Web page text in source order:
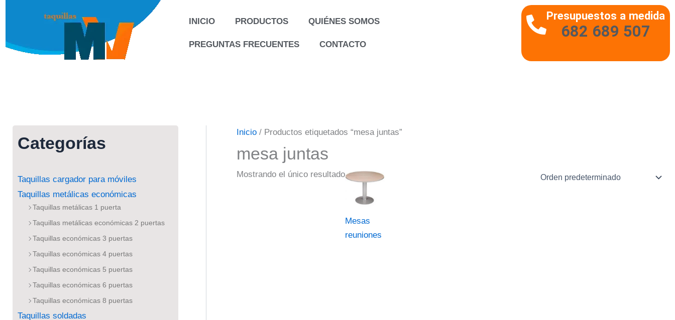
INICIO PRODUCTOS QUIÉNES SOMOS
PREGUNTAS FRECUENTES CONTACTO
Presupuestos a medida
682 689 507
Categorías
Taquillas cargador para móviles
Taquillas metálicas económicas
Taquillas metálicas 1 puerta
Taquillas metálicas económicas 2 puertas
Taquillas económicas 3 puertas
Taquillas económicas 4 puertas
Taquillas económicas 5 puertas
Taquillas económicas 6 puertas
Taquillas económicas 8 puertas
Taquillas soldadas
Inicio / Productos etiquetados “mesa juntas”
mesa juntas
Mostrando el único resultado
Mesas
reuniones